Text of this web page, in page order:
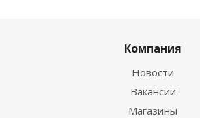
Компания
Новости
Вакансии
Магазины